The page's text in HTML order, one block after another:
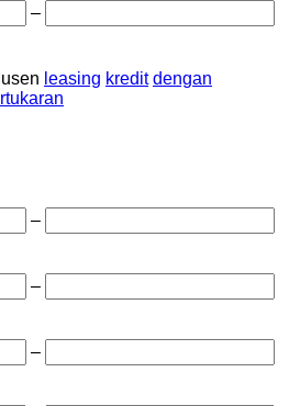
–
leasing kredit dengan
–
–
–